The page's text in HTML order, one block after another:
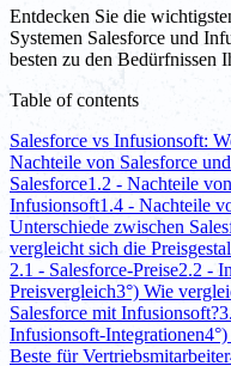
Entdecken Sie die
Systemen Salesforce und
besten zu den Bedürfnissen
Table of contents
Salesforce vs Infusionsoft:
Nachteile von Salesforce
Salesforce1.2 - Nachteile
Infusionsoft1.4 - Nachteile
Unterschiede zwischen
vergleicht sich die
2.1 - Salesforce-Preise2.2 -
Preisvergleich3°) Wie
Salesforce mit Infusionsoft?
Infusionsoft-Integrationen
Beste für Vertriebsmitarbeiter